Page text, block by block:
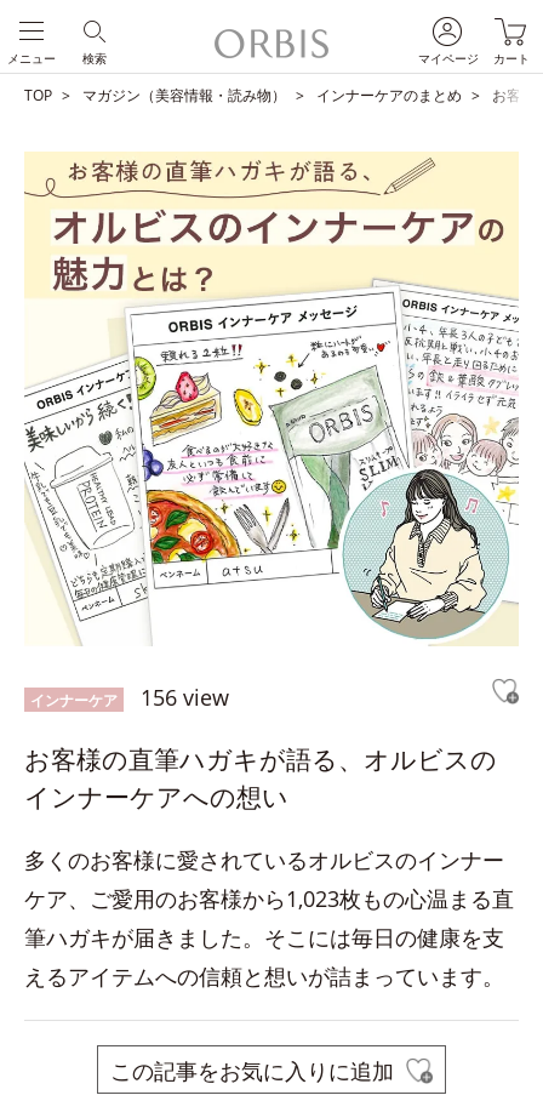
マイページ カート
検索
メニュー
TOP マガジン（美容情報・読み物） インナーケアのまとめ お客様
インナーケア 156 view
お客様の直筆ハガキが語る、オルビスの
インナーケアへの想い
多くのお客様に愛されているオルビスのインナー
ケア、ご愛用のお客様から1,023枚もの心温まる直
筆ハガキが届きました。そこには毎日の健康を支
えるアイテムへの信頼と想いが詰まっています。
この記事をお気に入りに追加